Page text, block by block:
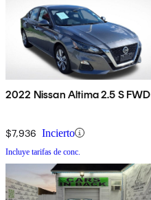
2022 Nissan Altima 2.5 S FWD
$7,936 Incierto
Incluye tarifas de conc.